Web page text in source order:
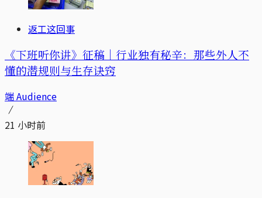
返工这回事
《下班听你讲》征稿｜行业独有秘辛：那些外人不
懂的潜规则与生存诀窍
端 Audience
21 小时前